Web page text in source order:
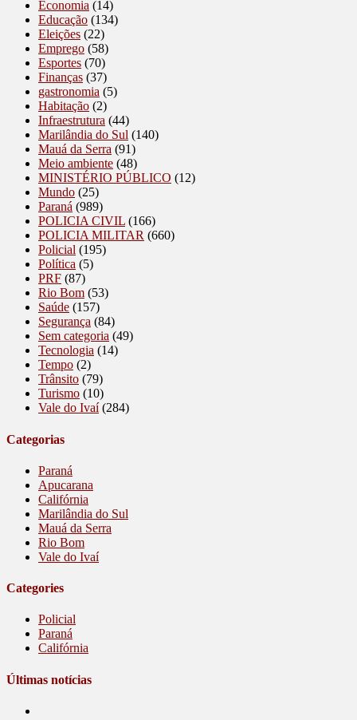
Economia (14)
Educação (134)
Eleições (22)
Emprego (58)
Esportes (70)
Finanças (37)
gastronomia (5)
Habitação (2)
Infraestrutura (44)
Marilândia do Sul (140)
Mauá da Serra (91)
Meio ambiente (48)
MINISTÉRIO PÚBLICO (12)
Mundo (25)
Paraná (989)
POLICIA CIVIL (166)
POLICIA MILITAR (660)
Policial (195)
Política (5)
PRF (87)
Rio Bom (53)
Saúde (157)
Segurança (84)
Sem categoria (49)
Tecnologia (14)
Tempo (2)
Trânsito (79)
Turismo (10)
Vale do Ivaí(284)
Categorias
Paraná
Apucarana
Califórnia
Marilândia do Sul
Mauá da Serra
Rio Bom
Vale do Ivaí
Categories
Policial
Paraná
Califórnia
Últimas notícias